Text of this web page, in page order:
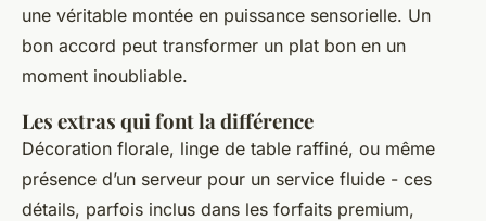
une véritable montée en puissance sensorielle. Un
bon accord peut transformer un plat bon en un
moment inoubliable.
Les extras qui font la différence
Décoration florale, linge de table raffiné, ou même
présence d’un serveur pour un service fluide - ces
détails, parfois inclus dans les forfaits premium,